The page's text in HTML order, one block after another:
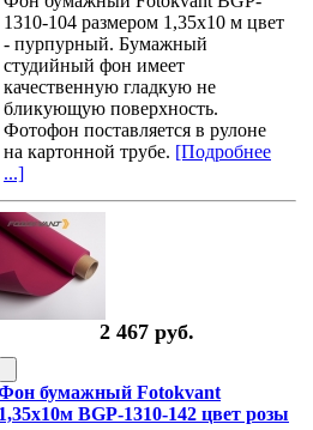
1310-104 размером 1,35х10 м цвет
- пурпурный. Бумажный
студийный фон имеет
качественную гладкую не
бликующую поверхность.
Фотофон поставляется в рулоне
на картонной трубе. [Подробнее
...]
2 467 руб.
бумажный Fotokvant
1,35х10м BGP-1310-142 цвет розы